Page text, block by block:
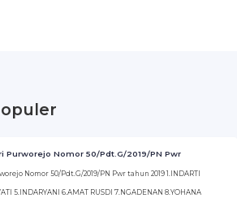
Purworejo Nomor 50/Pdt.G/2019/PN Pwr
Nomor 50/Pdt.G/2019/PN Pwr tahun 2019 1.INDARTI
5.INDARYANI 6.AMAT RUSDI 7.NGADENAN 8.YOHANA